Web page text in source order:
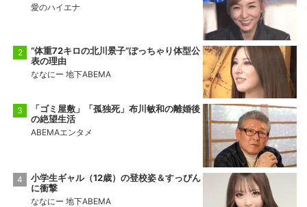
愛のハイエナ
“体重72キロの北川景子”ぽっちゃり体型公
表の理由
ななにー 地下ABEMA
「ゴミ屋敷」「孤独死」布川敏和の離婚後
の絶望生活
ABEMAエンタメ
小学生ギャル（12歳）の登校姿＆すっぴん
に衝撃
ななにー 地下ABEMA